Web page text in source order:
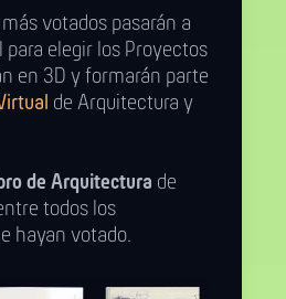
votados pasarán a
para elegir los Proyectos
en 3D y formarán parte
de Arquitectura y
de Arquitectura de
todos los
hayan votado.